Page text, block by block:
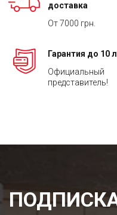
доставка
От 7000 грн.
Гарантия до 10
Официальный
представитель!